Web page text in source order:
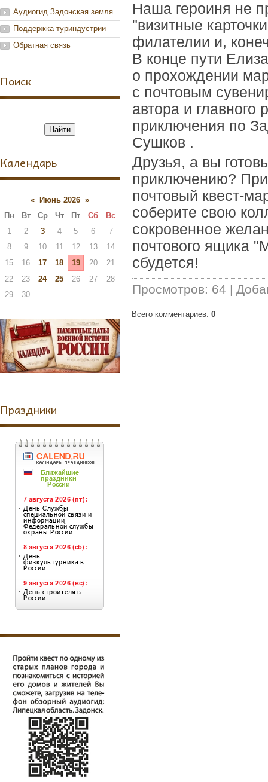
Аудиогид Задонская земля
Поддержка туриндустрии
Обратная связь
Поиск
Календарь
« Июнь 2026 »
Пн
Вт Ср Чт Пт Сб
Вс
1
2 3 4 5 6
7
8
9 10 11 12 13
14
15
16 17 18 19 20
21
22
23 24 25 26 27
28
29
30
Праздники
Наша героиня не
"визитные
филателии и,
В конце пути
о прохождении
с почтовым
автора и
приключения по
Сушков .
Друзья, а вы
приключению?
почтовый квест-
соберите свою
сокровенное
почтового ящика
сбудется!
Просмотров: 64 |
Всего комментариев: 0